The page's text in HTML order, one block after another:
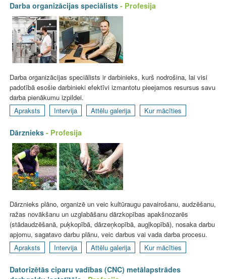
Darba organizācijas speciālists - Profesija
Darba organizācijas speciālists ir darbinieks, kurš nodrošina, lai visi
padotībā esošie darbinieki efektīvi izmantotu pieejamos resursus savu
darba pienākumu izpildei.
Apraksts
Intervija Attēlu galerija Kur mācīties
Dārznieks - Profesija
Dārznieks plāno, organizē un veic kultūraugu pavairošanu, audzēšanu,
ražas novākšanu un uzglabāšanu dārzkopības apakšnozarēs
(stādaudzēšanā, puķkopībā, dārzeņkopībā, augļkopībā), nosaka darbu
apjomu, sagatavo darbu plānu, veic darbus vai vada darba procesu.
Apraksts
Intervija Attēlu galerija Kur mācīties
Datorizētās ciparu vadības (CNC) metālapstrādes